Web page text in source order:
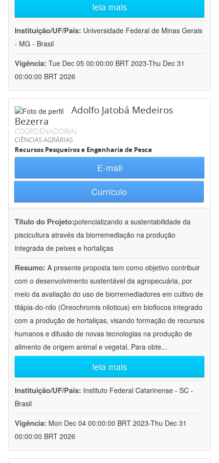
leia mais
Instituição/UF/País: Universidade Federal de Minas Gerais
- MG - Brasil
Vigência: Tue Dec 05 00:00:00 BRT 2023-Thu Dec 31
00:00:00 BRT 2026
Adolfo Jatobá Medeiros
Bezerra
COORDENADOR(A)
CIÊNCIAS AGRÁRIAS
Recursos Pesqueiros e Engenharia de Pesca
E-mail
Currículo
Título do Projeto:potencializando a sustentabilidade da
piscicultura através da biorremediação na produção
integrada de peixes e hortaliças
Resumo: A presente proposta tem como objetivo contribuir
com o desenvolvimento sustentável da agropecuária, por
meio da avaliação do uso de biorremediadores em cultivo de
tilápia-do-nilo (Oreochromis niloticus) em bioflocos integrado
com a produção de hortaliças, visando formação de recursos
humanos e difusão de novas tecnologias na produção de
alimento de origem animal e vegetal. Para obte...
leia mais
Instituição/UF/País: Instituto Federal Catarinense - SC -
Brasil
Vigência: Mon Dec 04 00:00:00 BRT 2023-Thu Dec 31
00:00:00 BRT 2026